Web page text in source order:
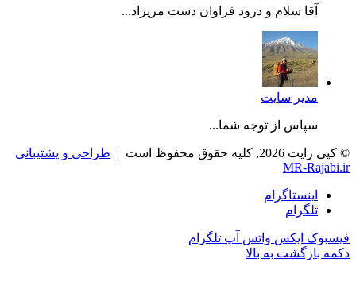
آقا سلام و درود فراوان دست مریزاد...
مدیر سایت
سپاس از توجه شما...
© کپی رایت 2026, کلیه حقوق محفوظ است |
طراحی و پشتیبانی
MR-Rajabi.ir
اینستاگرام
تلگرام
فیسبوک ایکس واتس آپ تلگرام
دکمه بازگشت به بالا